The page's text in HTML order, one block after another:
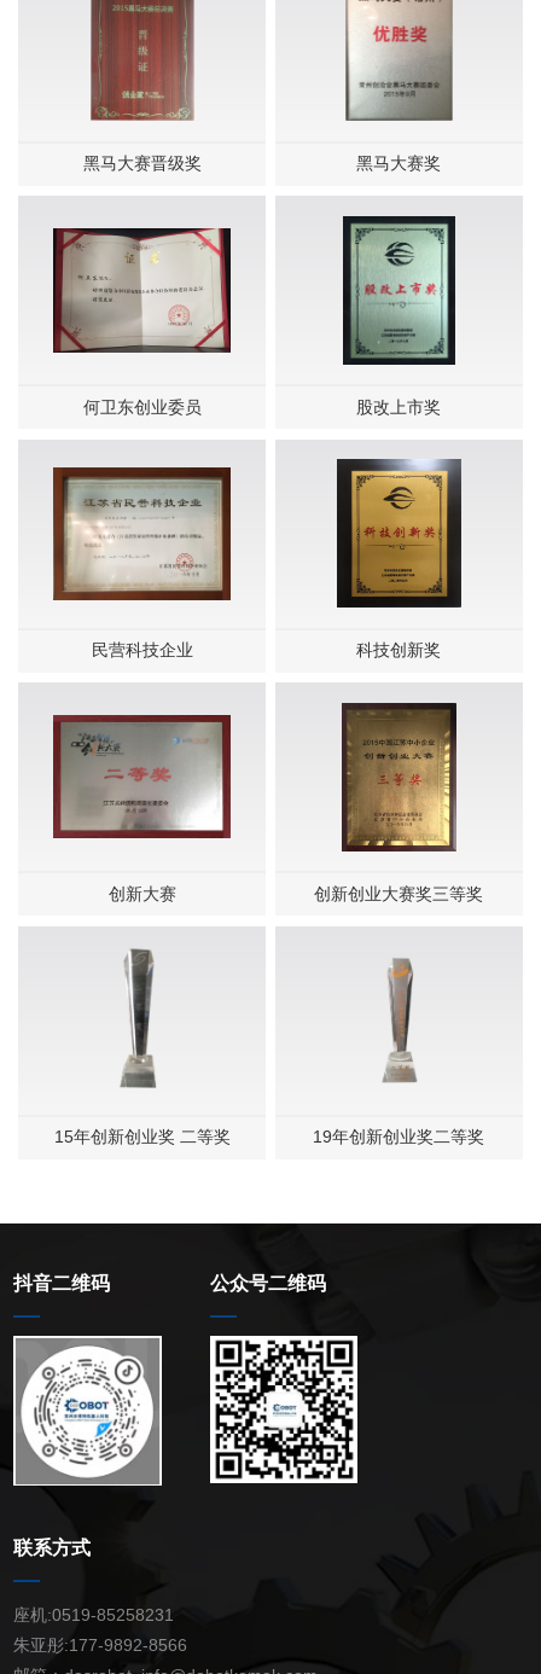
黑马大赛晋级奖 黑马大赛奖
何卫东创业委员 股改上市奖
民营科技企业 科技创新奖
创新大赛 创新创业大赛奖三等奖
15年创新创业奖 二等奖 19年创新创业奖二等奖
抖音二维码 公众号二维码
联系方式
座机:0519-85258231
朱亚彤:177-9892-8566